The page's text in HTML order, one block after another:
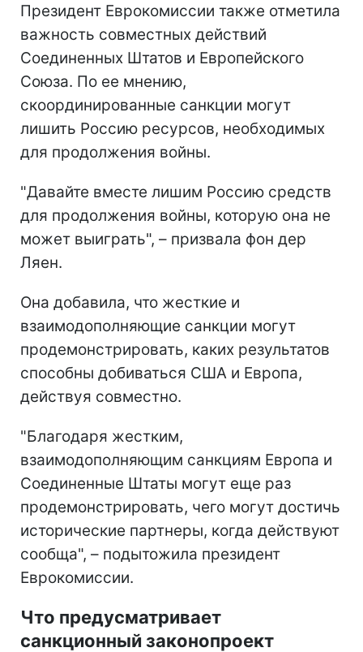
Президент Еврокомиссии также отметила
важность совместных действий
Соединенных Штатов и Европейского
Союза. По ее мнению,
скоординированные санкции могут
лишить Россию ресурсов, необходимых
для продолжения войны.
"Давайте вместе лишим Россию средств
для продолжения войны, которую она не
может выиграть", – призвала фон дер
Ляен.
Она добавила, что жесткие и
взаимодополняющие санкции могут
продемонстрировать, каких результатов
способны добиваться США и Европа,
действуя совместно.
"Благодаря жестким,
взаимодополняющим санкциям Европа и
Соединенные Штаты могут еще раз
продемонстрировать, чего могут достичь
исторические партнеры, когда действуют
сообща", – подытожила президент
Еврокомиссии.
Что предусматривает
санкционный законопроект